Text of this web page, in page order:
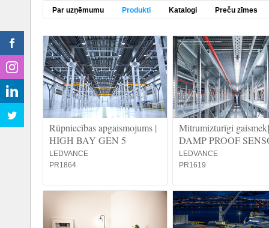
Par uzņēmumu Produkti Katalogi Preču zīmes
Rūpniecības apgaismojums |
HIGH BAY GEN 5
LEDVANCE
PR1864
Mitrumizturīgi
DAMP PROOF
LEDVANCE
PR1619